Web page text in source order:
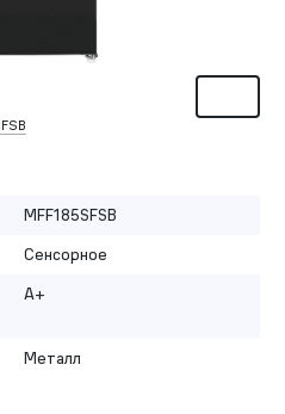
MFF185SFSB
Сенсорное
A+
Металл